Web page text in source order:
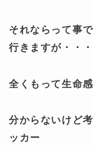
それならって事
行きますが・・・
全くもって生命
分からないけど
ッカー